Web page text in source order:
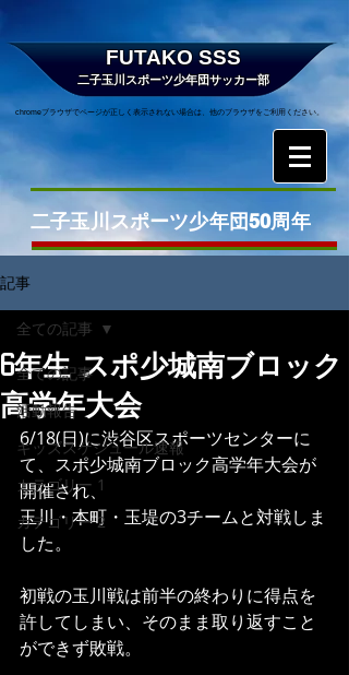
FUTAKO SSS
二子玉川スポーツ少年団サッカー部
chromeブラウザでページが正しく表示されない場合は、他のブラウザをご利用ください。
二子玉川スポーツ少年団50周年
記事
全ての記事
活動報告
キッズスケジュール速報
カテゴリー 1
カテゴリー 2
全ての記事
6年生 スポ少城南ブロック
高学年大会
6/18(日)に渋谷区スポーツセンターに
て、スポ少城南ブロック高学年大会が
開催され、
玉川・本町・玉堤の3チームと対戦しま
した。
初戦の玉川戦は前半の終わりに得点を
許してしまい、そのまま取り返すこと
ができず敗戦。